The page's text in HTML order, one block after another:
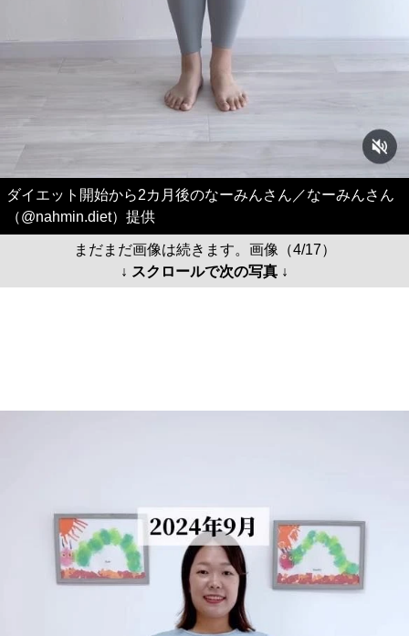
ダイエット開始から2カ月後のなーみんさん／なーみんさん
（@nahmin.diet）提供
まだまだ画像は続きます。画像（4/17）
↓ スクロールで次の写真 ↓